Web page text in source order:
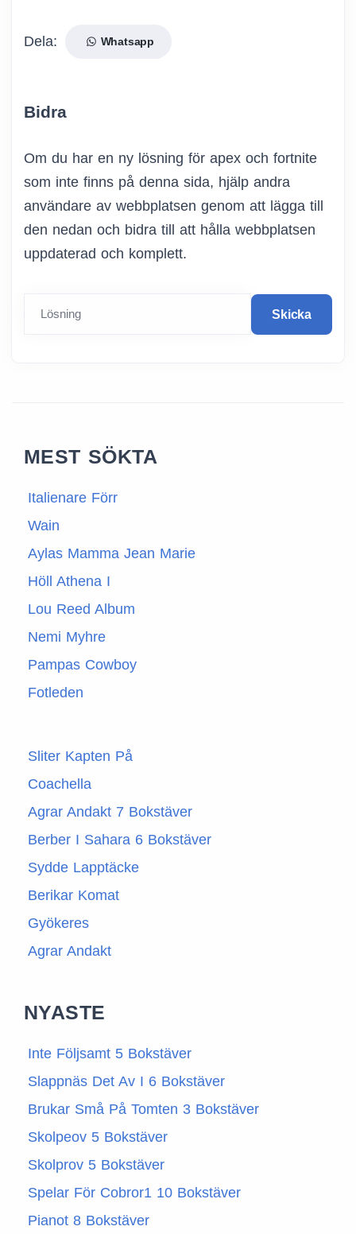
Dela: Whatsapp
Bidra
Om du har en ny lösning för apex och fortnite
som inte finns på denna sida, hjälp andra
användare av webbplatsen genom att lägga till
den nedan och bidra till att hålla webbplatsen
uppdaterad och komplett.
Lösning Skicka
MEST SÖKTA
Italienare Förr
Wain
Aylas Mamma Jean Marie
Höll Athena I
Lou Reed Album
Nemi Myhre
Pampas Cowboy
Fotleden
Sliter Kapten På
Coachella
Agrar Andakt 7 Bokstäver
Berber I Sahara 6 Bokstäver
Sydde Lapptäcke
Berikar Komat
Gyökeres
Agrar Andakt
NYASTE
Inte Följsamt 5 Bokstäver
Slappnäs Det Av I 6 Bokstäver
Brukar Små På Tomten 3 Bokstäver
Skolpeov 5 Bokstäver
Skolprov 5 Bokstäver
Spelar För Cobror1 10 Bokstäver
Pianot 8 Bokstäver